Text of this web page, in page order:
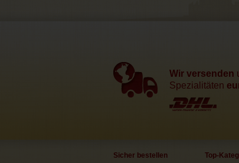
Wir versenden
Spezialitäten
Sicher bestellen Top-